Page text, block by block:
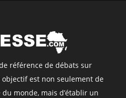
référence de débats sur
est non seulement de
monde, mais d’établir un